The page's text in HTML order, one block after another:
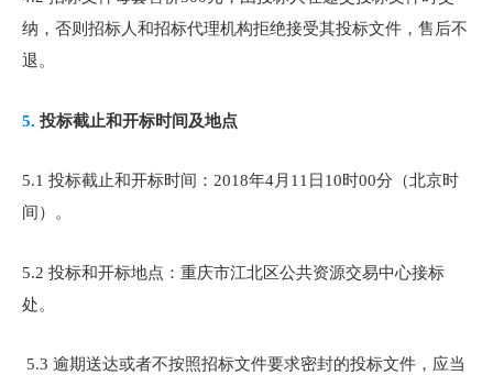
纳，否则招标人和招标代理机构拒绝接受其投标文件，售后不
退。
5. 投标截止和开标时间及地点
5.1 投标截止和开标时间：2018年4月11日10时00分（北京时
间）。
5.2 投标和开标地点：重庆市江北区公共资源交易中心接标
处。
5.3 逾期送达或者不按照招标文件要求密封的投标文件，应当